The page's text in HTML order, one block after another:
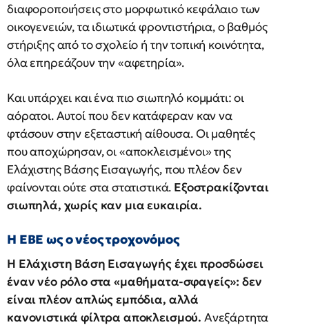
διαφοροποιήσεις στο μορφωτικό κεφάλαιο των
οικογενειών, τα ιδιωτικά φροντιστήρια, ο βαθμός
στήριξης από το σχολείο ή την τοπική κοινότητα,
όλα επηρεάζουν την «αφετηρία».
Και υπάρχει και ένα πιο σιωπηλό κομμάτι: οι
αόρατοι. Αυτοί που δεν κατάφεραν καν να
φτάσουν στην εξεταστική αίθουσα. Οι μαθητές
που αποχώρησαν, οι «αποκλεισμένοι» της
Ελάχιστης Βάσης Εισαγωγής, που πλέον δεν
φαίνονται ούτε στα στατιστικά. Εξοστρακίζονται
σιωπηλά, χωρίς καν μια ευκαιρία.
Η ΕΒΕ ως ο νέος τροχονόμος
Η Ελάχιστη Βάση Εισαγωγής έχει προσδώσει
έναν νέο ρόλο στα «μαθήματα-σφαγείς»: δεν
είναι πλέον απλώς εμπόδια, αλλά
κανονιστικά φίλτρα αποκλεισμού. Ανεξάρτητα